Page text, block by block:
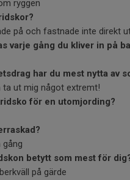
ryggen
på och fastnade inte
varje gång du kliver in på
har du mest nytta av
ta ut mig något extremt!
för en utomjording?
gång
betytt som mest för
på gärde